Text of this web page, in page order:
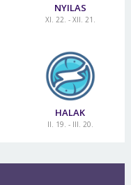
NYILAS
XI. 22. - XII. 21.
HALAK
II. 19. - III. 20.